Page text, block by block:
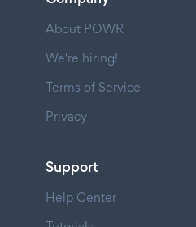
About POWR
We're hiring!
Terms of Service
Privacy
Support
Help Center